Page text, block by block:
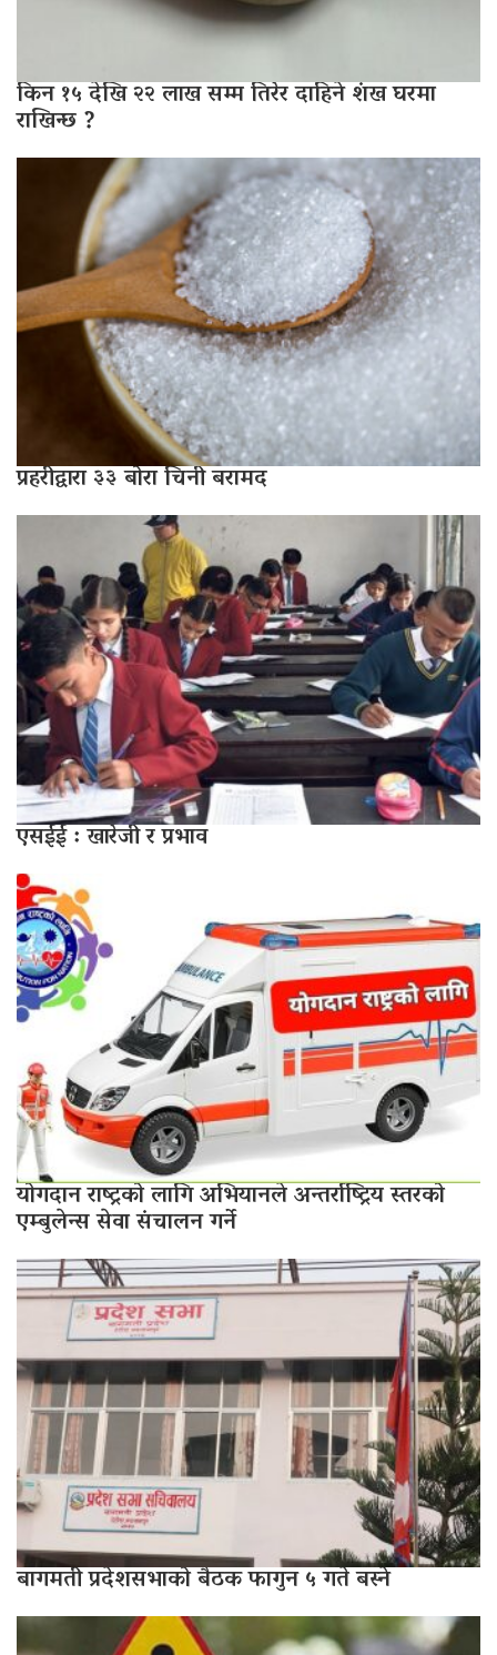
किन १५ देखि २२ लाख सम्म तिरेर दाहिने शंख घरमा
राखिन्छ ?
प्रहरीद्वारा ३३ बोरा चिनी बरामद
एसईई : खारेजी र प्रभाव
योगदान राष्ट्रको लागि अभियानले अन्तर्राष्ट्रिय स्तरको
एम्बुलेन्स सेवा संचालन गर्ने
बागमती प्रदेशसभाको बैठक फागुन ५ गते बस्ने